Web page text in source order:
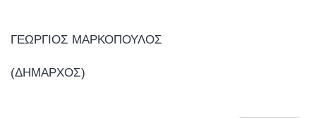
ΓΕΩΡΓΙΟΣ ΜΑΡΚΟΠΟΥΛΟΣ
(ΔΗΜΑΡΧΟΣ)